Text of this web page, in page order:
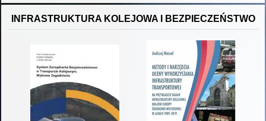
INFRASTRUKTURA KOLEJOWA I BEZPIECZEŃSTWO